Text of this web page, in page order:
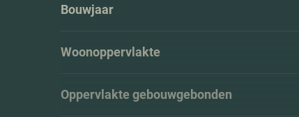
Bouwjaar
Woonoppervlakte
Oppervlakte gebouwgebonden